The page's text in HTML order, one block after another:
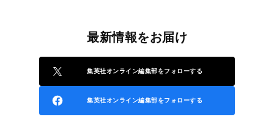
最新情報をお届け
集英社オンライン編集部をフォローする
集英社オンライン編集部をフォローする